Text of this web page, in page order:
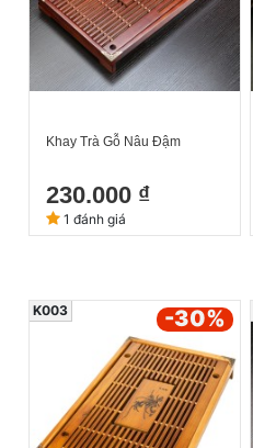
Khay Trà Gỗ Nâu Đậm
230.000 ₫
1 đánh giá
K003 -30%